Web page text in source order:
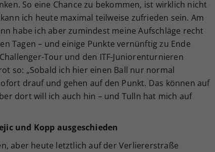
So eine Chance zu bekommen, ist wirklich nicht
ich heute maximal teilweise zufrieden sein. Am
habe ich aber zumindest meine Aufschläge recht
Tagen – und einige Punkte vernünftig zu Ende
Tour und den ITF-Juniorenturnieren
so: „Sobald ich hier einen Ball nur normal
drauf und gehen auf den Punkt. Das können auf
dort will ich auch hin – und Tulln hat mich auf
und Kopp ausgeschieden
aber heute letztlich auf der Verliererstraße